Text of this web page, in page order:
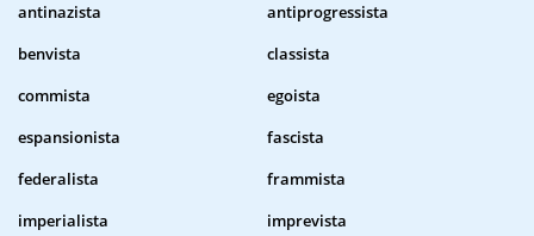
antinazista
antiprogressista
benvista
classista
commista
egoista
espansionista
fascista
federalista
frammista
imperialista
imprevista